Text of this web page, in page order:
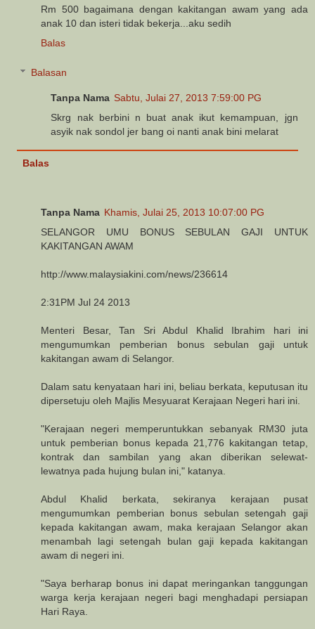
Rm 500 bagaimana dengan kakitangan awam yang ada
anak 10 dan isteri tidak bekerja...aku sedih
Balas
Balasan
Tanpa Nama Sabtu, Julai 27, 2013 7:59:00 PG
Skrg nak berbini n buat anak ikut kemampuan, jgn
asyik nak sondol jer bang oi nanti anak bini melarat
Balas
Tanpa Nama Khamis, Julai 25, 2013 10:07:00 PG
SELANGOR UMU BONUS SEBULAN GAJI UNTUK
KAKITANGAN AWAM
http://www.malaysiakini.com/news/236614
2:31PM Jul 24 2013
Menteri Besar, Tan Sri Abdul Khalid Ibrahim hari ini
mengumumkan pemberian bonus sebulan gaji untuk
kakitangan awam di Selangor.
Dalam satu kenyataan hari ini, beliau berkata, keputusan itu
dipersetuju oleh Majlis Mesyuarat Kerajaan Negeri hari ini.
"Kerajaan negeri memperuntukkan sebanyak RM30 juta
untuk pemberian bonus kepada 21,776 kakitangan tetap,
kontrak dan sambilan yang akan diberikan selewat-
lewatnya pada hujung bulan ini," katanya.
Abdul Khalid berkata, sekiranya kerajaan pusat
mengumumkan pemberian bonus sebulan setengah gaji
kepada kakitangan awam, maka kerajaan Selangor akan
menambah lagi setengah bulan gaji kepada kakitangan
awam di negeri ini.
"Saya berharap bonus ini dapat meringankan tanggungan
warga kerja kerajaan negeri bagi menghadapi persiapan
Hari Raya.